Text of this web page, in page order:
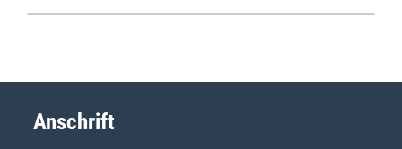
Anschrift
EIGENKOSMETIK